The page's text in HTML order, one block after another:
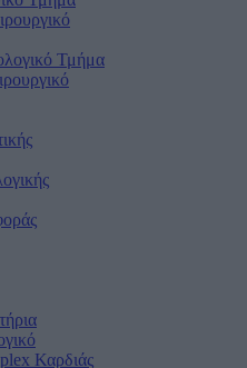
Τμήμα
Καρδιάς